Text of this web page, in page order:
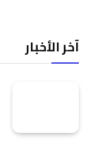
آخر الأخبار